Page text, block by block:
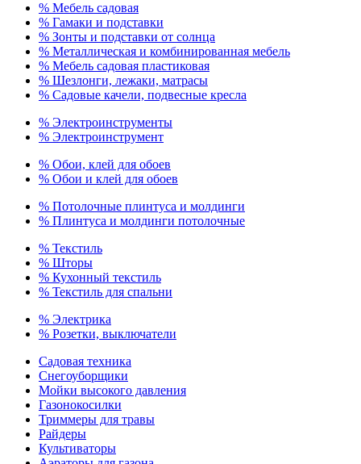
% Мебель садовая
% Гамаки и подставки
% Зонты и подставки от солнца
% Металлическая и комбинированная мебель
% Мебель садовая пластиковая
% Шезлонги, лежаки, матрасы
% Садовые качели, подвесные кресла
% Электроинструменты
% Электроинструмент
% Обои, клей для обоев
% Обои и клей для обоев
% Потолочные плинтуса и молдинги
% Плинтуса и молдинги потолочные
% Текстиль
% Шторы
% Кухонный текстиль
% Текстиль для спальни
% Электрика
% Розетки, выключатели
Садовая техника
Снегоуборщики
Мойки высокого давления
Газонокосилки
Триммеры для травы
Райдеры
Культиваторы